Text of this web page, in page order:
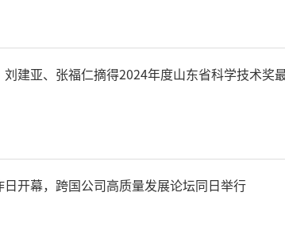
白疫苗、腺病毒载
剂价格基准统一为
于2023年1月8日起
”调整为“乙类乙
在2023年5月宣布新
建亚、张福仁摘得2024年度山东省科学技术奖
开幕，跨国公司高质量发展论坛同日举行